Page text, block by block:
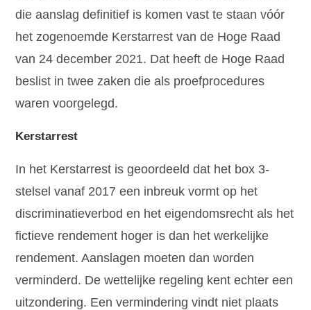
die aanslag definitief is komen vast te staan vóór
het zogenoemde Kerstarrest van de Hoge Raad
van 24 december 2021. Dat heeft de Hoge Raad
beslist in twee zaken die als proefprocedures
waren voorgelegd.
Kerstarrest
In het Kerstarrest is geoordeeld dat het box 3-
stelsel vanaf 2017 een inbreuk vormt op het
discriminatieverbod en het eigendomsrecht als het
fictieve rendement hoger is dan het werkelijke
rendement. Aanslagen moeten dan worden
verminderd. De wettelijke regeling kent echter een
uitzondering. Een vermindering vindt niet plaats